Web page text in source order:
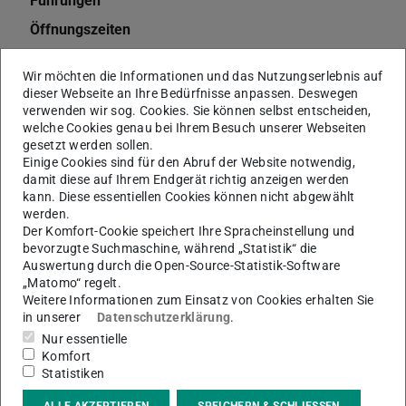
Öffnungszeiten
Ausbildung
Stellenangebote
Datenbanken
eJournals
Dissertationen
Pflichtabgabe
Citavi
EndNote
Fernleihe
Information und Beratung
TUbiblio
Wir möchten die Informationen und das Nutzungserlebnis auf
dieser Webseite an Ihre Bedürfnisse anpassen. Deswegen
verwenden wir sog. Cookies. Sie können selbst entscheiden,
welche Cookies genau bei Ihrem Besuch unserer Webseiten
gesetzt werden sollen.
Einige Cookies sind für den Abruf der Website notwendig,
damit diese auf Ihrem Endgerät richtig anzeigen werden
kann. Diese essentiellen Cookies können nicht abgewählt
werden.
Der Komfort-Cookie speichert Ihre Spracheinstellung und
bevorzugte Suchmaschine, während „Statistik“ die
Auswertung durch die Open-Source-Statistik-Software
„Matomo“ regelt.
Weitere Informationen zum Einsatz von Cookies erhalten Sie
in unserer
Datenschutzerklärung.
Nur essentielle
Komfort
Statistiken